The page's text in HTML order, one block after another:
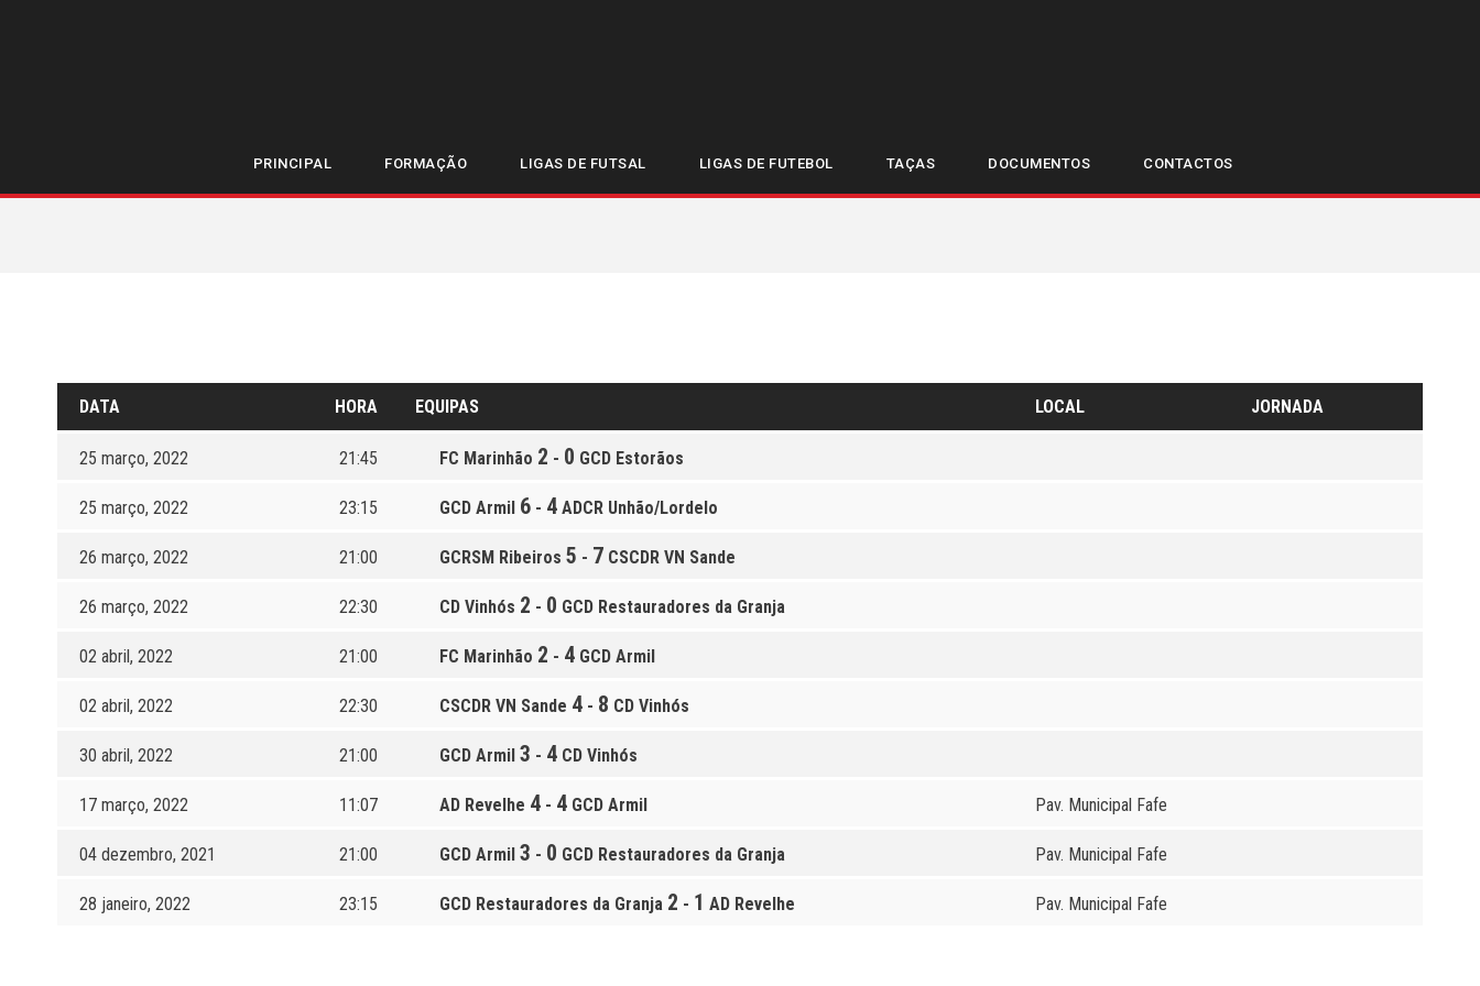
PRINCIPAL FORMAÇÃO LIGAS DE FUTSAL LIGAS DE FUTEBOL TAÇAS DOCUMENTOS CONTACTOS
ÚLTIMOS JOGOS GRUPO 2
DATA HORA EQUIPAS LOCAL JORNADA
25 março, 2022 21:45 FC Marinhão 2 - 0 GCD Estorãos
25 março, 2022 23:15 GCD Armil 6 - 4 ADCR Unhão/Lordelo
26 março, 2022 21:00 GCRSM Ribeiros 5 - 7 CSCDR VN Sande
26 março, 2022 22:30 CD Vinhós 2 - 0 GCD Restauradores da Granja
02 abril, 2022 21:00 FC Marinhão 2 - 4 GCD Armil
02 abril, 2022 22:30 CSCDR VN Sande 4 - 8 CD Vinhós
30 abril, 2022 21:00 GCD Armil 3 - 4 CD Vinhós
17 março, 2022 11:07 AD Revelhe 4 - 4 GCD Armil Pav. Municipal Fafe
04 dezembro, 2021 21:00 GCD Armil 3 - 0 GCD Restauradores da Granja Pav. Municipal Fafe
28 janeiro, 2022 23:15 GCD Restauradores da Granja 2 - 1 AD Revelhe Pav. Municipal Fafe